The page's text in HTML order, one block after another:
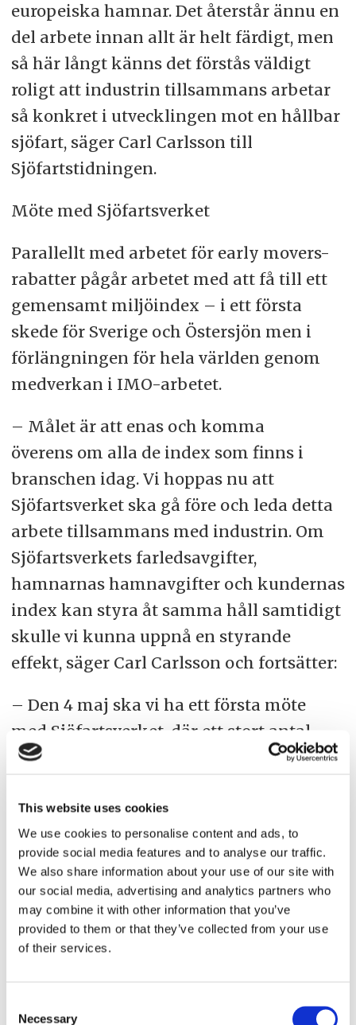
This website uses cookies
We use cookies to personalise content and ads, to
provide social media features and to analyse our traffic.
We also share information about your use of our site with
our social media, advertising and analytics partners who
may combine it with other information that you’ve
provided to them or that they’ve collected from your use
of their services.
Selection
Necessary
europeiska hamnar. Det återstår ännu en
del arbete innan allt är helt färdigt, men
så här långt känns det förstås väldigt
roligt att industrin tillsammans arbetar
så konkret i utvecklingen mot en hållbar
sjöfart, säger Carl Carlsson till
Sjöfartstidningen.
Möte med Sjöfartsverket
Parallellt med arbetet för early movers-
rabatter pågår arbetet med att få till ett
gemensamt miljöindex – i ett första
skede för Sverige och Östersjön men i
förlängningen för hela världen genom
medverkan i IMO-arbetet.
– Målet är att enas och komma
överens om alla de index som finns i
branschen idag. Vi hoppas nu att
Sjöfartsverket ska gå före och leda detta
arbete tillsammans med industrin. Om
Sjöfartsverkets farledsavgifter,
hamnarnas hamnavgifter och kundernas
index kan styra åt samma håll samtidigt
skulle vi kunna uppnå en styrande
effekt, säger Carl Carlsson och fortsätter:
– Den 4 maj ska vi ha ett första möte
med Sjöfartsverket, där ett stort antal
parter kommer att vara med diskutera
Sjöfartverket tar över och driver frågan
vidare tillsammans med industrin.
tryggve möller miljö
rotterdam
svensk sjöfart